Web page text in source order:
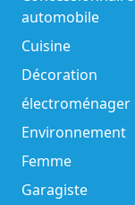
automobile
Cuisine
Décoration
électroménager
Environnement
Femme
Garagiste